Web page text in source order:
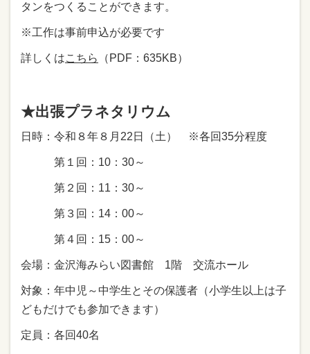
タンをつくることができます。
※工作は事前申込が必要です
詳しくはこちら （PDF：635KB）
★出張プラネタリウム
日時：令和８年８月22日（土） ※各回35分程度
第１回：10：30～
第２回：11：30～
第３回：14：00～
第４回：15：00～
会場：金沢海みらい図書館 1階 交流ホール
対象：年中児～中学生とその保護者（小学生以上は子
どもだけでも参加できます）
定員：各回40名